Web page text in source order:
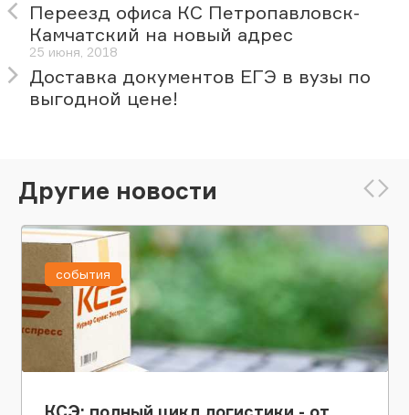
Переезд офиса КС Петропавловск-
Камчатский на новый адрес
25 июня, 2018
Доставка документов ЕГЭ в вузы по
выгодной цене!
Другие новости
события